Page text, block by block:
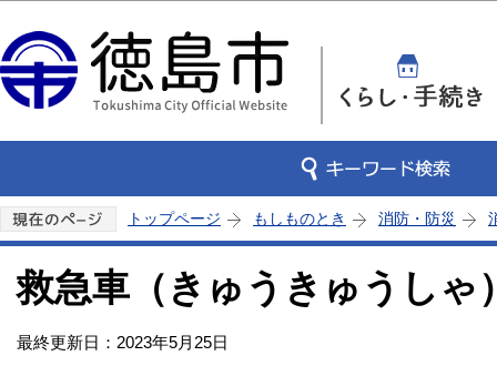
トップページ もしものとき 消防・防災
救急車（きゅうきゅうしゃ
最終更新日：2023年5月25日